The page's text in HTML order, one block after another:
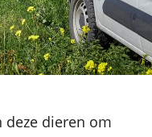
deze dieren om